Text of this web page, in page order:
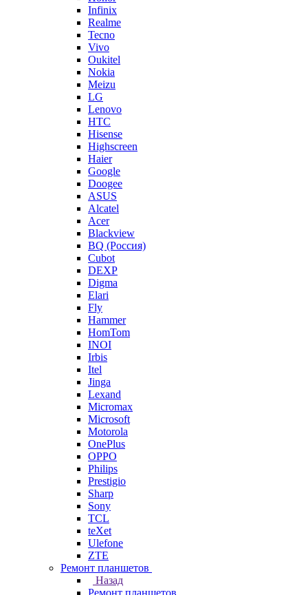
Infinix
Realme
Tecno
Vivo
Oukitel
Nokia
Meizu
LG
Lenovo
HTC
Hisense
Highscreen
Haier
Google
Doogee
ASUS
Alcatel
Acer
Blackview
BQ (Россия)
Cubot
DEXP
Digma
Elari
Fly
Hammer
HomTom
INOI
Irbis
Itel
Jinga
Lexand
Micromax
Microsoft
Motorola
OnePlus
OPPO
Philips
Prestigio
Sharp
Sony
TCL
teXet
Ulefone
ZTE
Ремонт планшетов
Назад
Ремонт планшетов